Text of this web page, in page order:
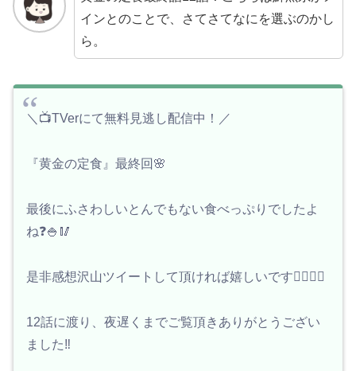
インとのことで、さてさてなにを選ぶのかし
ら。
＼📺TVerにて無料見逃し配信中！／
『黄金の定食』最終回🌸
最後にふさわしいとんでもない食べっぷりでしたよ
ね❓🍚🥢
是非感想沢山ツイートして頂ければ嬉しいです🙇‍♂️🙇‍♀️
12話に渡り、夜遅くまでご覧頂きありがとうござい
ました‼️